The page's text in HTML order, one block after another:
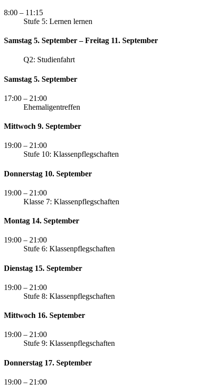
8:00 – 11:15
Stufe 5: Lernen lernen
Samstag 5. September – Freitag 11. September
Q2: Studienfahrt
Samstag 5. September
17:00 – 21:00
Ehemaligentreffen
Mittwoch 9. September
19:00 – 21:00
Stufe 10: Klassenpflegschaften
Donnerstag 10. September
19:00 – 21:00
Klasse 7: Klassenpflegschaften
Montag 14. September
19:00 – 21:00
Stufe 6: Klassenpflegschaften
Dienstag 15. September
19:00 – 21:00
Stufe 8: Klassenpflegschaften
Mittwoch 16. September
19:00 – 21:00
Stufe 9: Klassenpflegschaften
Donnerstag 17. September
19:00 – 21:00